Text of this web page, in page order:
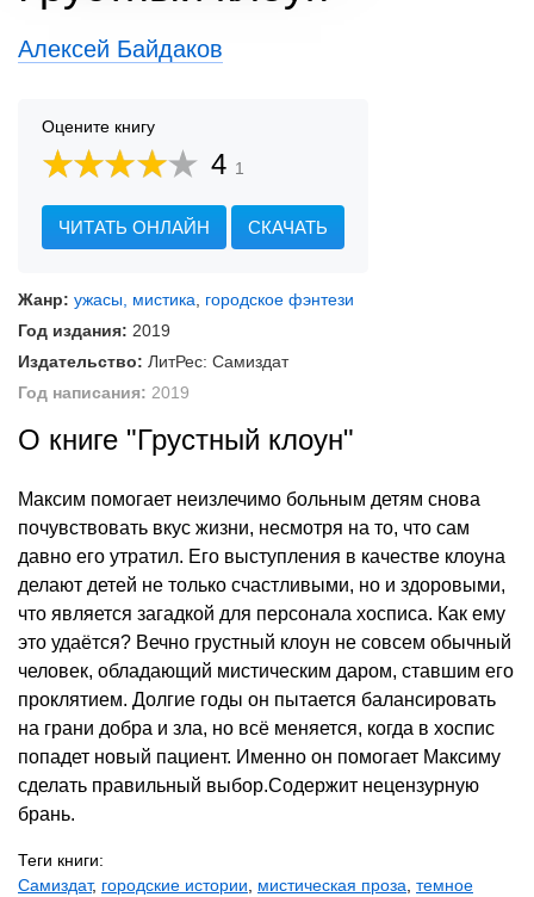
Алексей Байдаков
Оцените книгу
4 1
ЧИТАТЬ ОНЛАЙН СКАЧАТЬ
Жанр: ужасы, мистика, городское фэнтези
Год издания: 2019
Издательство: ЛитРес: Самиздат
Год написания: 2019
О книге "Грустный клоун"
Максим помогает неизлечимо больным детям снова
почувствовать вкус жизни, несмотря на то, что сам
давно его утратил. Его выступления в качестве клоуна
делают детей не только счастливыми, но и здоровыми,
что является загадкой для персонала хосписа. Как ему
это удаётся? Вечно грустный клоун не совсем обычный
человек, обладающий мистическим даром, ставшим его
проклятием. Долгие годы он пытается балансировать
на грани добра и зла, но всё меняется, когда в хоспис
попадет новый пациент. Именно он помогает Максиму
сделать правильный выбор.Содержит нецензурную
брань.
Теги книги:
Самиздат, городские истории, мистическая проза, темное